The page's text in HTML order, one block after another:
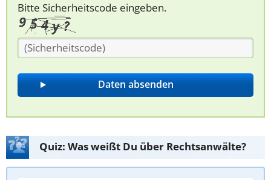
Bitte Sicherheitscode eingeben.
Quiz: Was weißt Du über Rechtsanwälte?